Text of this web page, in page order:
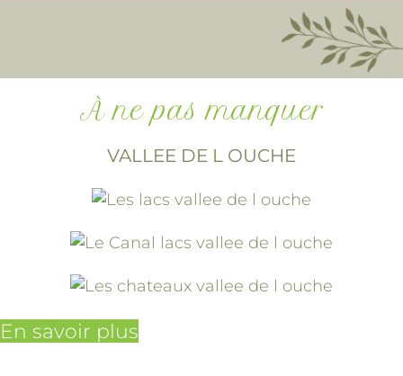
À ne pas manquer
VALLEE DE L OUCHE
En savoir plus